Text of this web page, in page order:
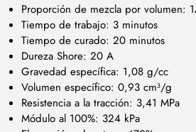
Proporción de mezcla por volumen:
Tiempo de trabajo: 3 minutos
Tiempo de curado: 20 minutos
Dureza Shore: 20 A
Gravedad específica: 1,08 g/cc
Volumen específico: 0,93 cm³/g
Resistencia a la tracción: 3,41 MPa
Módulo al 100%: 324 kPa